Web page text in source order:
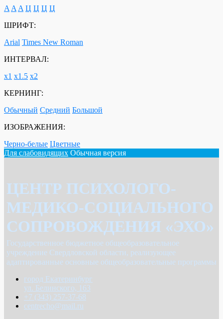
A A A Ц Ц Ц Ц
ШРИФТ:
Arial Times New Roman
ИНТЕРВАЛ:
х1 х1.5 х2
КЕРНИНГ:
Обычный Средний Большой
ИЗОБРАЖЕНИЯ:
Черно-белые Цветные
Для слабовидящих Обычная версия
ЦЕНТР ПСИХОЛОГО-
МЕДИКО-СОЦИАЛЬНОГО
СОПРОВОЖДЕНИЯ «ЭХО»
Государственное бюджетное общеобразовательное
учреждение Свердловской области, реализующее
адаптированные основные общеобразовательные программы
город Екатеринбург
ул. Белинского, 163
+7 (343) 257-37-68
centrecho@mail.ru